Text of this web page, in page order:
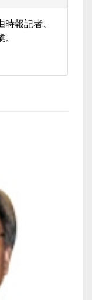
報記者、